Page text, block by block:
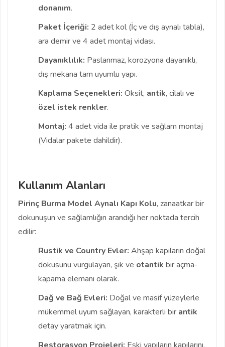
donanım.
Paket İçeriği: 2 adet kol (İç ve dış aynalı tabla),
ara demir ve 4 adet montaj vidası.
Dayanıklılık: Paslanmaz, korozyona dayanıklı,
dış mekana tam uyumlu yapı.
Kaplama Seçenekleri: Oksit, antik, cilalı ve
özel istek renkler.
Montaj: 4 adet vida ile pratik ve sağlam montaj
(Vidalar pakete dahildir).
Kullanım Alanları
Pirinç Burma Model Aynalı Kapı Kolu, zanaatkar bir
dokunuşun ve sağlamlığın arandığı her noktada tercih
edilir:
Rustik ve Country Evler: Ahşap kapıların doğal
dokusunu vurgulayan, şık ve otantik bir açma-
kapama elemanı olarak.
Dağ ve Bağ Evleri: Doğal ve masif yüzeylerle
mükemmel uyum sağlayan, karakterli bir antik
detay yaratmak için.